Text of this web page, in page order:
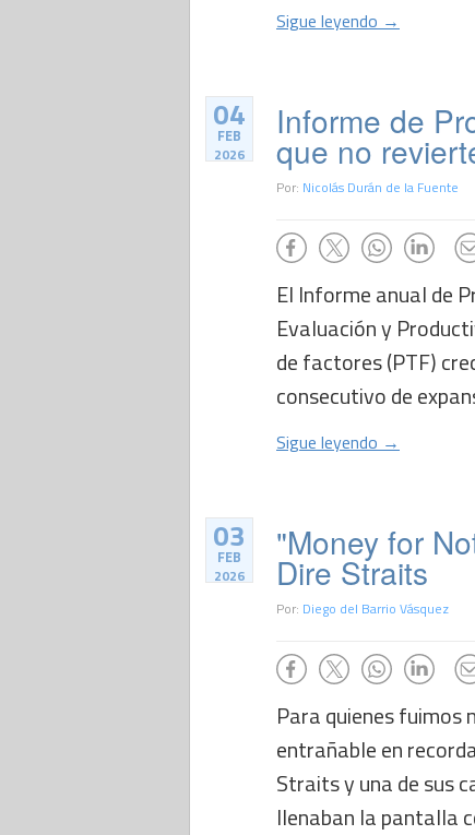
Sigue leyendo →
04
FEB
2026
Informe de
que no
Por: Nicolás Durán de la Fuente
El Informe anual de
Evaluación y
de factores (PTF)
consecutivo de
Sigue leyendo →
03
FEB
2026
"Money for
Dire Straits
Por: Diego del Barrio Vásquez
Para quienes fuimos
entrañable en
Straits y una de sus
llenaban la pantalla